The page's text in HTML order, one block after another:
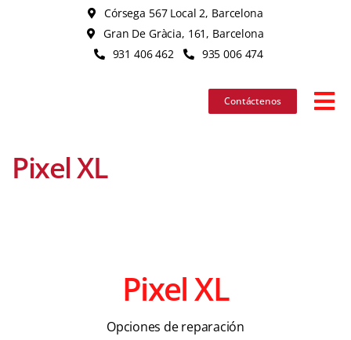
Córsega 567 Local 2, Barcelona
Gran De Gràcia, 161, Barcelona
931 406 462
935 006 474
Contáctenos
iPhone
Pixel XL
Pixel XL
Opciones de reparación